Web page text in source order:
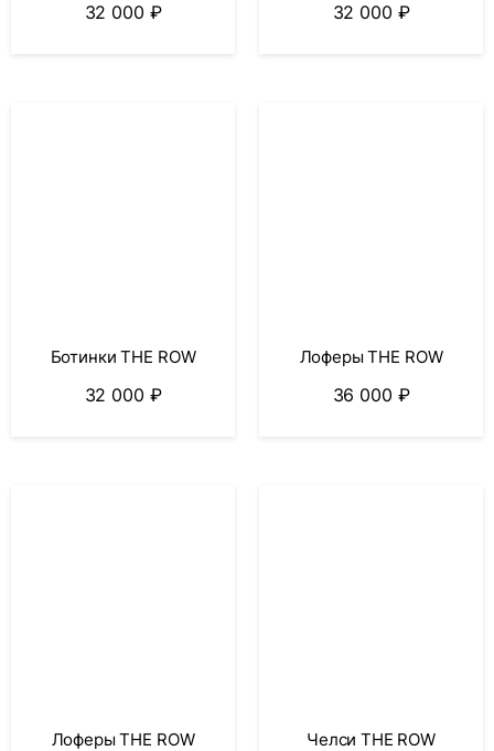
32 000 ₽ 32 000 ₽
Ботинки THE ROW
32 000 ₽
Лоферы THE ROW
36 000 ₽
Лоферы THE ROW Челси THE ROW